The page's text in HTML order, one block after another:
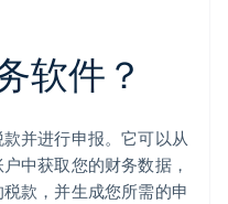
软件？
并进行申报。它可以从
中获取您的财务数据，
款，并生成您所需的申